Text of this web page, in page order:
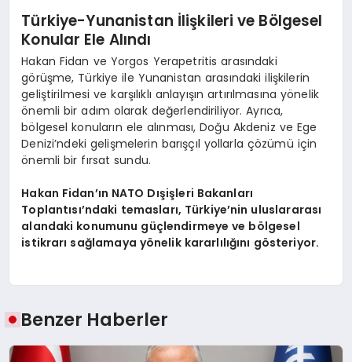
Türkiye-Yunanistan İlişkileri ve Bölgesel
Konular Ele Alındı
Hakan Fidan ve Yorgos Yerapetritis arasındaki
görüşme, Türkiye ile Yunanistan arasındaki ilişkilerin
geliştirilmesi ve karşılıklı anlayışın artırılmasına yönelik
önemli bir adım olarak değerlendiriliyor. Ayrıca,
bölgesel konuların ele alınması, Doğu Akdeniz ve Ege
Denizi’ndeki gelişmelerin barışçıl yollarla çözümü için
önemli bir fırsat sundu.
Hakan Fidan’ın NATO Dışişleri Bakanları
Toplantısı’ndaki temasları, Türkiye’nin uluslararası
alandaki konumunu güçlendirmeye ve bölgesel
istikrarı sağlamaya yönelik kararlılığını gösteriyor.
Benzer Haberler